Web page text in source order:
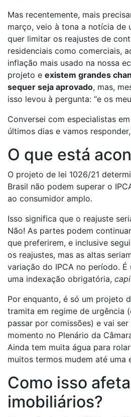
Mas recentemente, mais
março, veio à tona a notícia de
quer limitar os reajustes de
residenciais como comerciais,
inflação mais usado na nossa
projeto e existem grandes
sequer seja aprovado, mas,
isso levou à pergunta: “e os
Conversei com especialistas
últimos dias e vamos
O que está
O projeto de lei 1026/21
Brasil não podem superar o
ao consumidor amplo.
Isso significa que o reajuste
Não! As partes podem
que preferirem, e inclusive
os reajustes, mas as altas
variação do IPCA no período. É
uma indexação obrigatória,
Por enquanto, é só um projeto
tramita em regime de urgência
passar por comissões) e vai
momento no Plenário da
Ainda tem muita água para
muitos termos mudem até uma
Como isso
imobiliários?